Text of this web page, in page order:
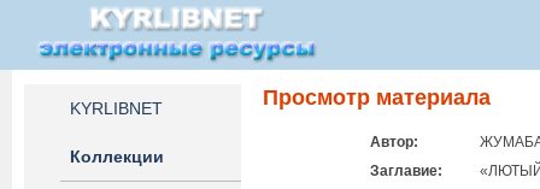
KYRLIBNET
Коллекции
Просмотр материала
Автор:
Заглавие: